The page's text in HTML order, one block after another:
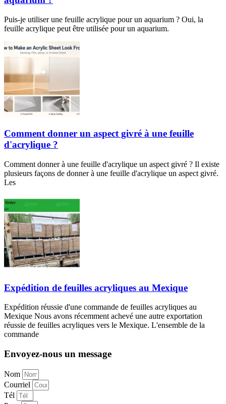
Puis-je utiliser une feuille acrylique pour un aquarium ? Oui, la
feuille acrylique peut être utilisée pour un aquarium.
Comment donner un aspect givré à une feuille
d'acrylique ?
Comment donner à une feuille d'acrylique un aspect givré ? Il existe
plusieurs façons de donner à une feuille d'acrylique un aspect givré.
Les
Expédition de feuilles acryliques au Mexique
Expédition réussie d'une commande de feuilles acryliques au
Mexique Nous avons récemment achevé une autre exportation
réussie de feuilles acryliques vers le Mexique. L'ensemble de la
commande
Envoyez-nous un message
Nom
Courriel
Tél